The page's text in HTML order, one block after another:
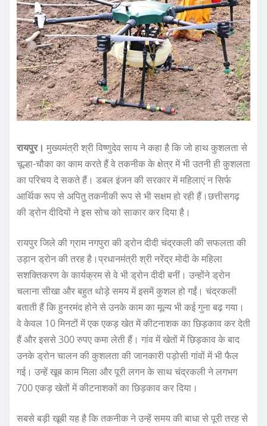
रायपुर। मुख्यमंत्री श्री विष्णुदेव साय ने कहा है कि जो हाथ कुशलता से
चूल्हा-चौका का काम करते हैं वे तकनीक के क्षेत्र में भी उतनी ही कुशलता
का परिचय दे सकते हैं। डबल इंजन की सरकार में महिलाएं न सिर्फ
आर्थिक रूप से अपितु तकनीकी रूप से भी सक्षम हो रही हैं।छत्तीसगढ़
की ड्रोन दीदियों ने इस सोच को साकार कर दिया है।
रायपुर जिले की ग्राम नगपुरा की ड्रोन दीदी चंद्रकली की सफलता की
उड़ान ड्रोन की तरह है।प्रधानमंत्री श्री नरेंद्र मोदी के महिला
सशक्तिकरण के कार्यक्रम से वे भी ड्रोन दीदी बनीं। उन्होंने ड्रोन
चलाना सीखा और बहुत थोड़े समय में इसमें कुशल हो गईं। चंद्रकली
बताती हैं कि हुनरमंद होने से उनके काम का मूल्य भी कई गुना बढ़ गया।
वे केवल 10 मिनटों में एक एकड़ खेत में कीटनाशक का छिड़काव कर देती
हैं और इससे 300 रुपए कमा लेती हैं। गांव में खेतों में छिड़काव के बाद
उनके ड्रोन चालन की कुशलता की जानकारी पड़ोसी गांवों में भी फैल
गई। उन्हें खूब काम मिला और पूरी लगन के साथ चंद्रकली ने लगभग
700 एकड़ खेतों में कीटनाशकों का छिड़काव कर दिया।
सबसे बड़ी खूबी यह है कि तकनीक ने उन्हें समय की बाधा से पूरी तरह से